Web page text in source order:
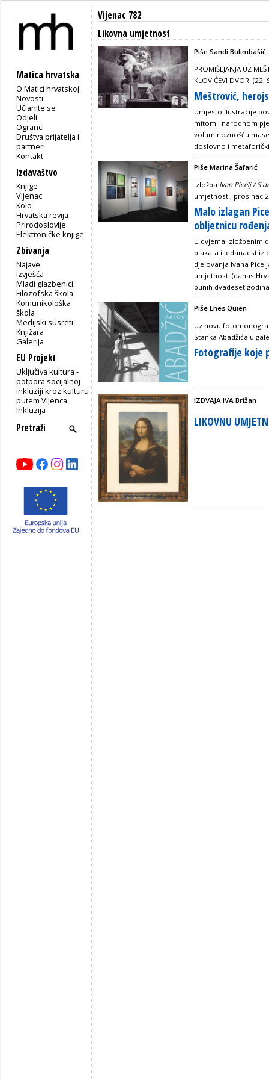
Matica hrvatska
O Matici hrvatskoj
Novosti
Učlanite se
Odjeli
Ogranci
Društva prijatelja i
partneri
Kontakt
Izdavaštvo
Knjige
Vijenac
Kolo
Hrvatska revija
Prirodoslovlje
Elektroničke knjige
Zbivanja
Najave
Izvješća
Mladi glazbenici
Filozofska škola
Komunikološka
škola
Medijski susreti
Knjižara
Galerija
EU Projekt
Uključiva kultura -
potpora socijalnoj
inkluziji kroz kulturu
putem Vijenca
Inkluzija
Vijenac 782
Likovna umjetnost
Piše Sandi Bulimbašić
PROMIŠLJANJA UZ
KLOVIĆEVI DVORI
Meštrović,
Umjesto ilustracije
mitom i narodnom
voluminoznošću
doslovno i
Piše Marina Šafarić
Izložba Ivan Picelj / S
umjetnosti, prosinac
Malo izlagan
obljetnicu
U dvjema izložbenim
plakata i jedanaest
djelovanja Ivana
umjetnosti (danas
punih dvadeset godina
Piše Enes Quien
Uz novu
Stanka Abadžića u
Fotografije koje
IZDVAJA IVA Brižan
LIKOVNU